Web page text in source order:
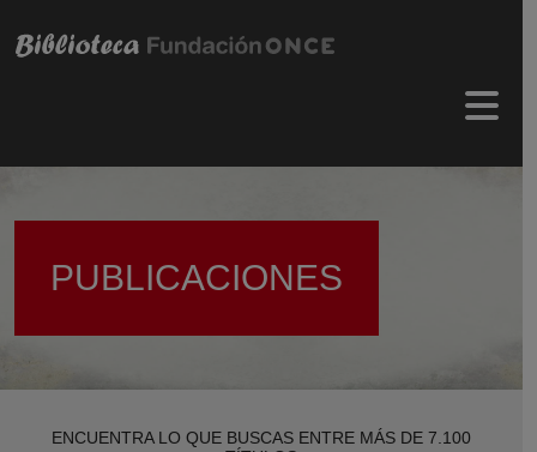
PUBLICACIONES
ENCUENTRA LO QUE BUSCAS ENTRE MÁS DE 7.100